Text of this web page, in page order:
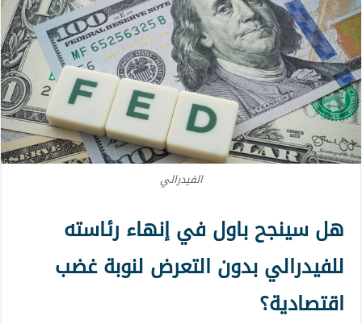
الفيدرالي
هل سينجح باول في إنهاء رئاسته
للفيدرالي بدون التعرض لنوبة غضب
اقتصادية؟